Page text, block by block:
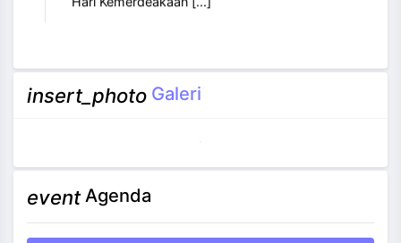
insert_photo Galeri
eventAgenda